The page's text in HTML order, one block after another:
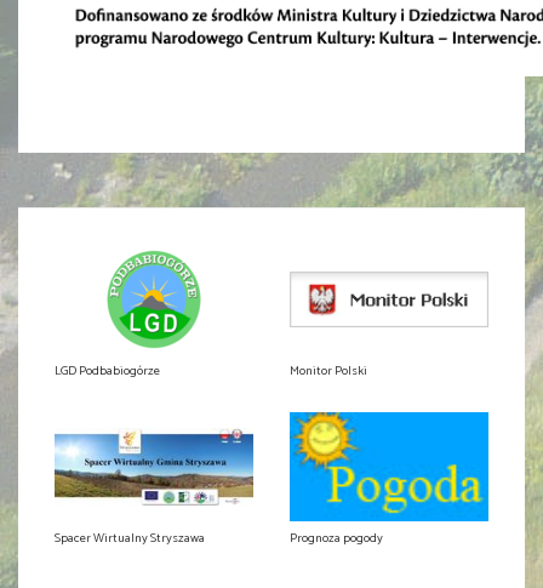
LGD Podbabiogórze Monitor Polski
Spacer Wirtualny Stryszawa Prognoza pogody